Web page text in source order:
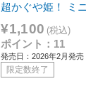
超かぐや姫！ ミ
¥1,100 (税込)
ポイント：11
発売日：2026年2月発売
限定数終了